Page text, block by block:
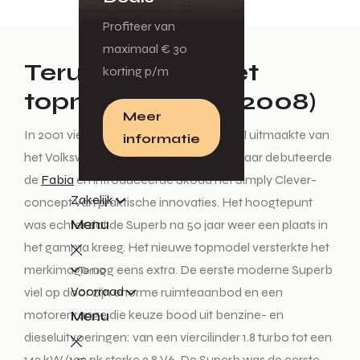
Profiteer van
maximaal € 30
korting p/m
Meer
informatie
Zakelijk
Menu
Terug
Voorraad
Menu
Terugkeer van het
topmodel (2001-2008)
In 2001 vierde
Škoda dat het 10 jaar deel uitmaakte van
het Volkswagen-concern. In hetzelfde jaar debuteerde
de Fabia en introduceerde Škoda het Simply Clever-
concept van praktische innovaties. Het hoogtepunt
was echter dat de Superb na 50 jaar weer een plaats in
het gamma kreeg. Het nieuwe topmodel versterkte het
merkimago nog eens extra. De eerste moderne Superb
viel op door zijn enorme ruimteaanbod en een
motorenrange die keuze bood uit benzine- en
dieseluitvoeringen: van een viercilinder 1.8 turbo tot een